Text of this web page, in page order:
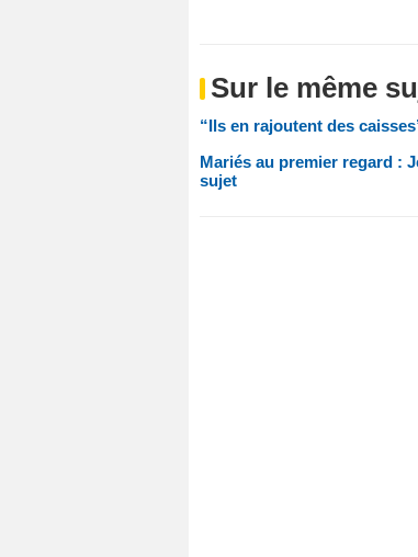
Sur le même
“Ils en rajoutent des
Mariés au premier regard :
sujet